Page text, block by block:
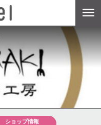
ショップ情報